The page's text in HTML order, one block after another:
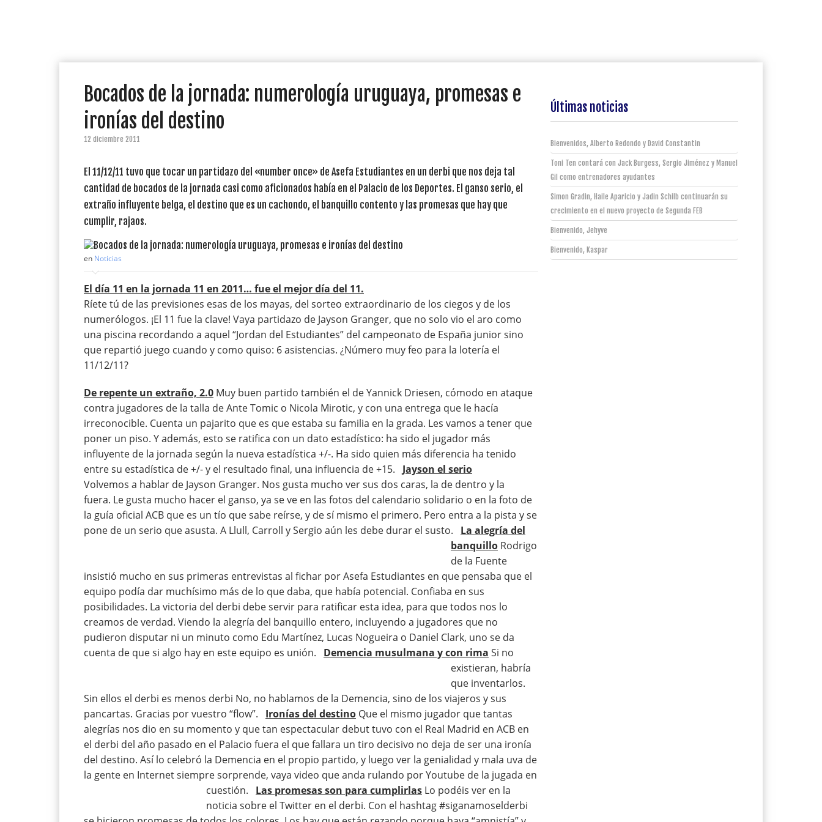
Bocados de la jornada: numerología uruguaya, promesas e
ironías del destino
12 diciembre 2011
El 11/12/11 tuvo que tocar un partidazo del «number once» de Asefa Estudiantes en un derbi que nos deja tal
cantidad de bocados de la jornada casi como aficionados había en el Palacio de los Deportes. El ganso serio, el
extraño influyente belga, el destino que es un cachondo, el banquillo contento y las promesas que hay que
cumplir, rajaos.
en Noticias
El día 11 en la jornada 11 en 2011… fue el mejor día del 11.
Ríete tú de las previsiones esas de los mayas, del sorteo extraordinario de los ciegos y de los
numerólogos. ¡El 11 fue la clave! Vaya partidazo de Jayson Granger, que no solo vio el aro como
una piscina recordando a aquel “Jordan del Estudiantes” del campeonato de España junior sino
que repartió juego cuando y como quiso: 6 asistencias. ¿Número muy feo para la lotería el
11/12/11?
De repente un extraño, 2.0 Muy buen partido también el de Yannick Driesen, cómodo en ataque
contra jugadores de la talla de Ante Tomic o Nicola Mirotic, y con una entrega que le hacía
irreconocible. Cuenta un pajarito que es que estaba su familia en la grada. Les vamos a tener que
poner un piso. Y además, esto se ratifica con un dato estadístico: ha sido el jugador más
influyente de la jornada según la nueva estadística +/-. Ha sido quien más diferencia ha tenido
entre su estadística de +/- y el resultado final, una influencia de +15. Jayson el serio
Volvemos a hablar de Jayson Granger. Nos gusta mucho ver sus dos caras, la de dentro y la
fuera. Le gusta mucho hacer el ganso, ya se ve en las fotos del calendario solidario o en la foto de
la guía oficial ACB que es un tío que sabe reírse, y de sí mismo el primero. Pero entra a la pista y se
pone de un serio que asusta. A Llull, Carroll y Sergio aún les debe durar el susto.
La alegría del
banquillo Rodrigo
de la Fuente
insistió mucho en sus primeras entrevistas al fichar por Asefa Estudiantes en que pensaba que el
equipo podía dar muchísimo más de lo que daba, que había potencial. Confiaba en sus
posibilidades. La victoria del derbi debe servir para ratificar esta idea, para que todos nos lo
creamos de verdad. Viendo la alegría del banquillo entero, incluyendo a jugadores que no
pudieron disputar ni un minuto como Edu Martínez, Lucas Nogueira o Daniel Clark, uno se da
cuenta de que si algo hay en este equipo es unión.
Demencia musulmana y con rima Si no
existieran, habría
que inventarlos.
Sin ellos el derbi es menos derbi No, no hablamos de la Demencia, sino de los viajeros y sus
pancartas. Gracias por vuestro “flow”. Ironías del destino Que el mismo jugador que tantas
alegrías nos dio en su momento y que tan espectacular debut tuvo con el Real Madrid en ACB en
el derbi del año pasado en el Palacio fuera el que fallara un tiro decisivo no deja de ser una ironía
del destino. Así lo celebró la Demencia en el propio partido, y luego ver la genialidad y mala uva de
la gente en Internet siempre sorprende, vaya video que anda rulando por Youtube de la jugada en
cuestión. Las promesas son para cumplirlas Lo podéis ver en la
noticia sobre el Twitter en el derbi. Con el hashtag #siganamoselderbi
Últimas noticias
Bienvenidos, Alberto Redondo y David Constantin
Toni Ten contará con Jack Burgess, Sergio Jiménez y Manuel
Gil como entrenadores ayudantes
Simon Gradin, Haile Aparicio y Jadin Schilb continuarán su
crecimiento en el nuevo proyecto de Segunda FEB
Bienvenido, Jehyve
Bienvenido, Kaspar